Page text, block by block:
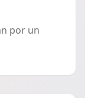
por un